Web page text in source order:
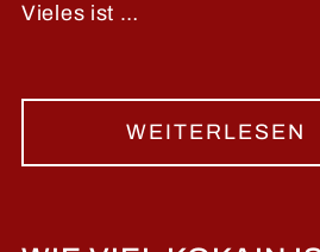
Vieles ist …
WEITERLESEN